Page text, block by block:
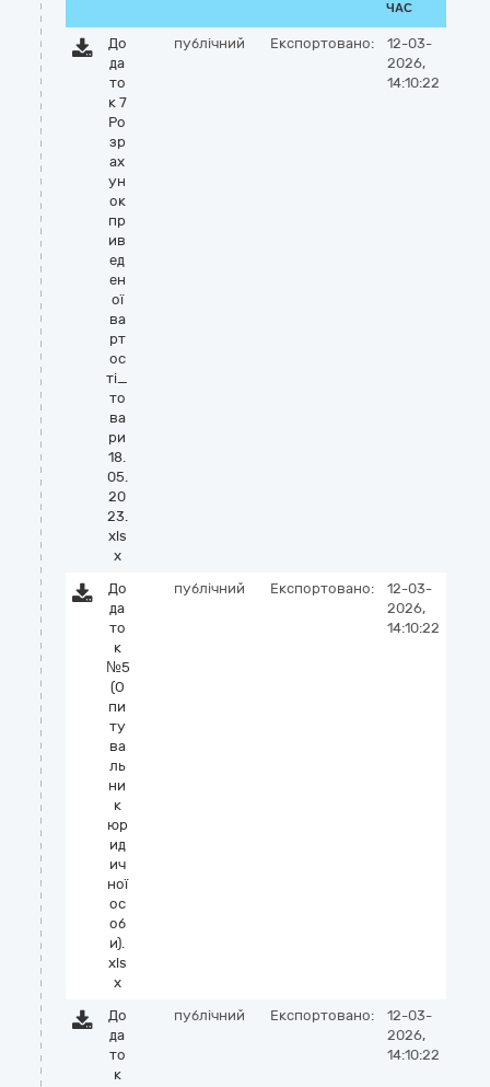
ЧАС
До
да
то
к 7
Ро
зр
ах
ун
ок
пр
ив
ед
ен
ої
ва
рт
ос
ті_
то
ва
ри
18.
05.
20
23.
xls
x
публічний Експортовано:
12-03-
2026,
14:10:22
До
да
то
к
№5
(О
пи
ту
ва
ль
ни
к
юр
ид
ич
ної
ос
об
и).
xls
x
публічний Експортовано:
12-03-
2026,
14:10:22
До
да
то
к
публічний Експортовано:
12-03-
2026,
14:10:22